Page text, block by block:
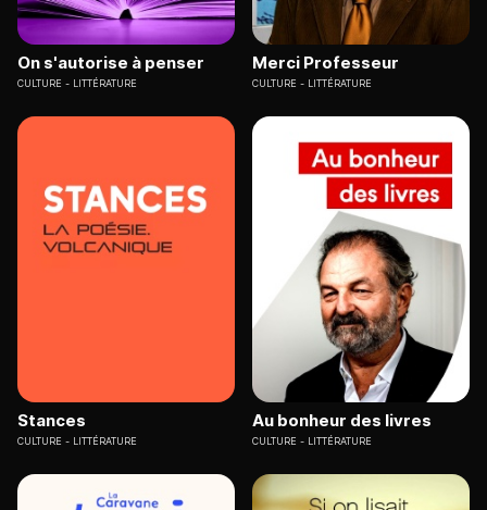
On s'autorise à penser
CULTURE LITTÉRATURE
Merci Professeur
CULTURE LITTÉRATURE
Stances
CULTURE LITTÉRATURE
Au bonheur des livres
CULTURE LITTÉRATURE